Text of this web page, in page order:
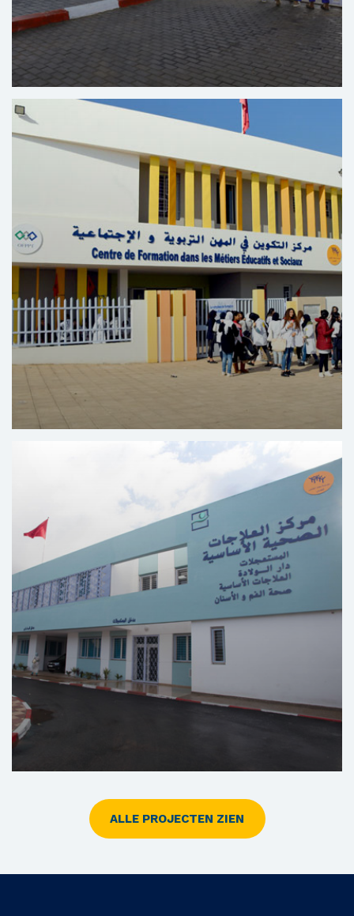
Opleidingscentrum Voor Beroepen in De
Automobielindustrie Bir Rami - Kenitra
Centrum Voor de Opleiding in Educatieve en
Maatschappelijke Beroepen Yaacoub Al Mansour -
Rabat
ALLE PROJECTEN ZIEN